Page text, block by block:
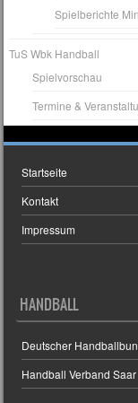
Spielberichte
TuS Wbk Handball
Spielvorschau
Termine &
Startseite
Kontakt
Impressum
HANDBALL
Deutscher
Handball Verband Saar